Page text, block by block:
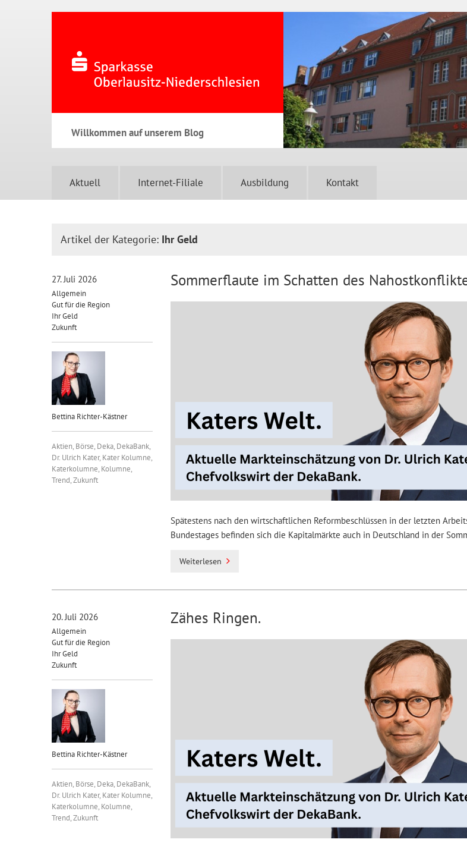
Willkommen auf unserem Blog
Aktuell Internet-Filiale Ausbildung Kontakt
Artikel der Kategorie: Ihr Geld
27. Juli 2026
Allgemein
Gut für die Region
Ihr Geld
Zukunft
Bettina Richter-Kästner
Aktien, Börse, Deka, DekaBank,
Dr. Ulrich Kater, Kater Kolumne,
Katerkolumne, Kolumne,
Trend,Zukunft
Sommerflaute im Schatten des
Spätestens nach den wirtschaftlichen Reformbeschlüssen in der letzten
Bundestages befinden sich die Kapitalmärkte auch in Deutschland in der
Weiterlesen
20. Juli 2026
Allgemein
Gut für die Region
Ihr Geld
Zukunft
Bettina Richter-Kästner
Aktien, Börse, Deka, DekaBank,
Dr. Ulrich Kater, Kater Kolumne,
Katerkolumne, Kolumne,
Trend,Zukunft
Zähes Ringen.